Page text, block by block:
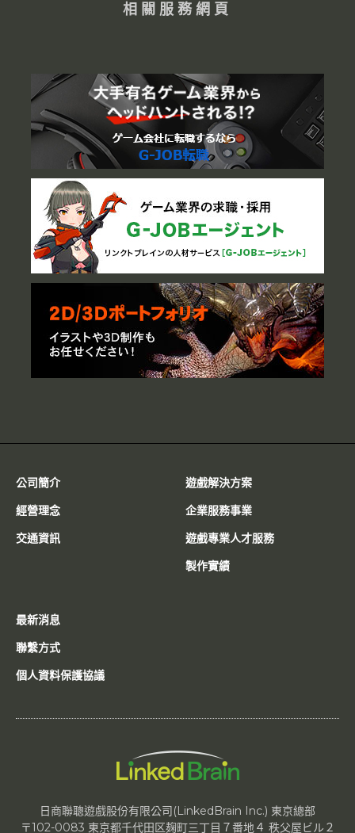
相關服務網頁
公司簡介
經營理念
交通資訊
遊戲解決方案
企業服務事業
遊戲專業人才服務
製作實績
最新消息
聯繫方式
個人資料保護協議
日商聯聰遊戲股份有限公司(LinkedBrain Inc.) 東京總部
〒102-0083 東京都千代田区麹町三丁目７番地４ 秩父屋ビル２